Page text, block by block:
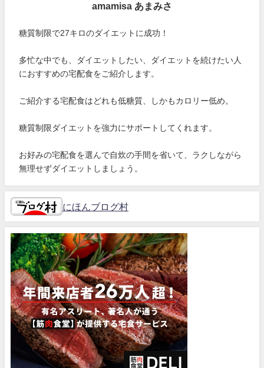
amamisa あまみさ
糖質制限で27キロのダイエットに成功！
多忙な中でも、ダイエットしたい、ダイエットを続けたい人
におすすめの宅配食をご紹介します。
ご紹介する宅配食はどれも低糖質、しかもカロリー低め。
糖質制限ダイエットを強力にサポートしてくれます。
お好みの宅配食を選んで自炊の手間を省いて、ラクしながら
無理せずダイエットしましょう。
にほんブログ村